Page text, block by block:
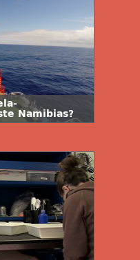
Namibias?